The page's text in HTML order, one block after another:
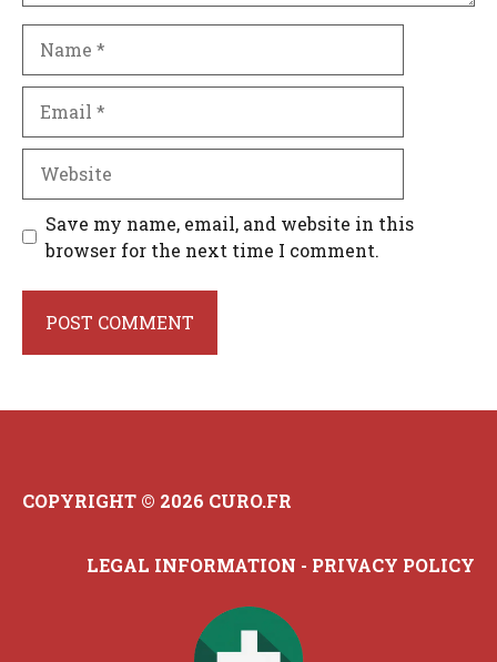
Save my name, email, and website in this
browser for the next time I comment.
COPYRIGHT © 2026 CURO.FR
LEGAL INFORMATION - PRIVACY POLICY